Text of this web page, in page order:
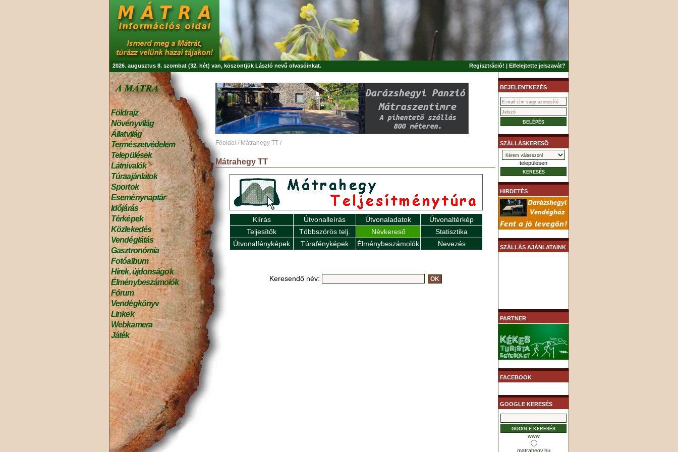
2026. augusztus 8. szombat (32. hét) van, köszöntjük László nevű olvasóinkat. Regisztráció! | Elfelejtette jelszavát?
Földrajz
Növényvilág
Állatvilág
Természetvédelem
Települések
Látnivalók
Túraajánlatok
Sportok
Eseménynaptár
Időjárás
Térképek
Közlekedés
Vendéglátás
Gasztronómia
Fotóalbum
Hírek, újdonságok
Élménybeszámolók
Fórum
Vendégkönyv
Linkek
Webkamera
Játék
Főoldal / Mátrahegy TT /
Mátrahegy TT
Kiírás Útvonalleírás Útvonaladatok
Útvonaltérkép
Teljesítők
Többszörös telj. Névkereső
Statisztika
Útvonalfényképek
Túrafényképek Élménybeszámolók Nevezés
Keresendő név:
BEJELENTKEZÉS
SZÁLLÁSKERESÕ
településen
HIRDETÉS
SZÁLLÁS AJÁNLATAINK
PARTNER
FACEBOOK
GOOGLE KERESÉS
www
matrahegy.hu